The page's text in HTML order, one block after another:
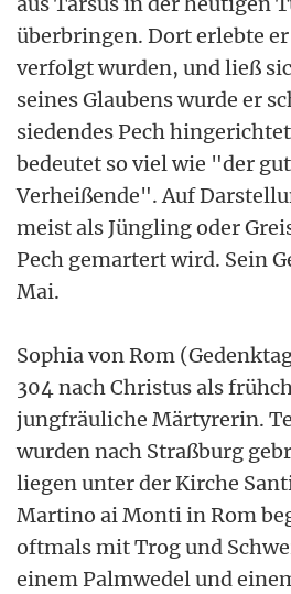
überbringen. Dort erlebte
verfolgt wurden, und ließ
seines Glaubens wurde er
siedendes Pech
bedeutet so viel wie "der
Verheißende". Auf
meist als Jüngling oder
Pech gemartert wird. Sein
Mai.
Sophia von Rom
304 nach Christus als
jungfräuliche Märtyrerin.
wurden nach Straßburg
liegen unter der Kirche
Martino ai Monti in Rom
oftmals mit Trog und
einem Palmwedel und